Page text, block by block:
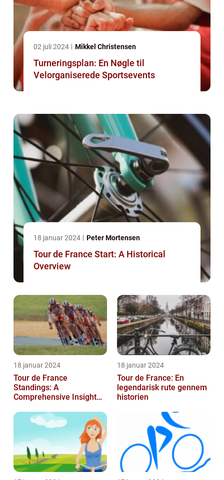
02 juli 2024 Mikkel Christensen
Turneringsplan: En Nøgle til
Velorganiserede Sportsevents
18 januar 2024 Peter Mortensen
Tour de France Start: A Historical
Overview
18 januar 2024
Tour de France
Standings: A
Comprehensive Insight
Race
18 januar 2024
Tour de France: En
legendarisk rute gennem
historien